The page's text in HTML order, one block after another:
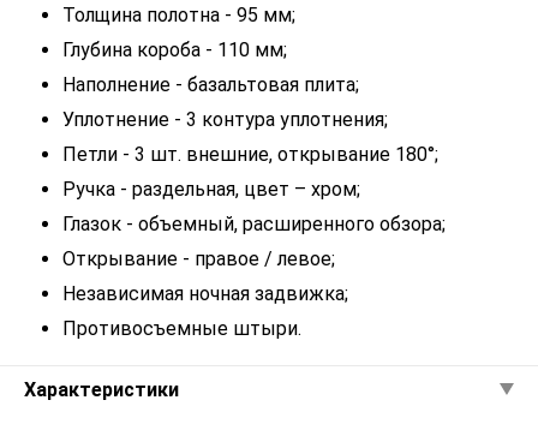
Толщина полотна - 95 мм;
Глубина короба - 110 мм;
Наполнение - базальтовая плита;
Уплотнение - 3 контура уплотнения;
Петли - 3 шт. внешние, открывание 180°;
Ручка - раздельная, цвет – хром;
Глазок - объемный, расширенного обзора;
Открывание - правое / левое;
Независимая ночная задвижка;
Противосъемные штыри.
Характеристики